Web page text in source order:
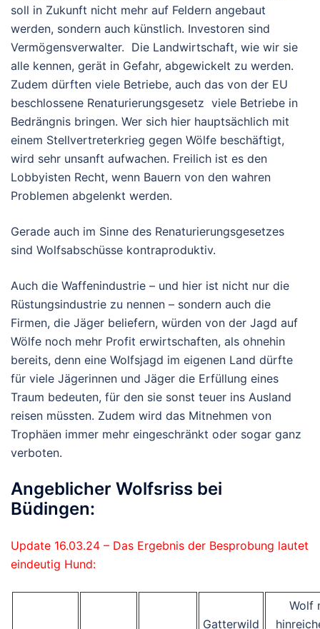
soll in Zukunft nicht mehr auf Feldern angebaut
werden, sondern auch künstlich. Investoren sind
Vermögensverwalter. Die Landwirtschaft, wie wir sie
alle kennen, gerät in Gefahr, abgewickelt zu werden.
Zudem dürften viele Betriebe, auch das von der EU
beschlossene Renaturierungsgesetz viele Betriebe in
Bedrängnis bringen. Wer sich hier hauptsächlich mit
einem Stellvertreterkrieg gegen Wölfe beschäftigt,
wird sehr unsanft aufwachen. Freilich ist es den
Lobbyisten Recht, wenn Bauern von den wahren
Problemen abgelenkt werden.
Gerade auch im Sinne des Renaturierungsgesetzes
sind Wolfsabschüsse kontraproduktiv.
Auch die Waffenindustrie – und hier ist nicht nur die
Rüstungsindustrie zu nennen – sondern auch die
Firmen, die Jäger beliefern, würden von der Jagd auf
Wölfe noch mehr Profit erwirtschaften, als ohnehin
bereits, denn eine Wolfsjagd im eigenen Land dürfte
für viele Jägerinnen und Jäger die Erfüllung eines
Traum bedeuten, für den sie sonst teuer ins Ausland
reisen müssten. Zudem wird das Mitnehmen von
Trophäen immer mehr eingeschränkt oder sogar ganz
verboten.
Angeblicher Wolfsriss bei
Büdingen:
Update 16.03.24 – Das Ergebnis der Besprobung lautet
eindeutig Hund:
Gatterwild
Wolf